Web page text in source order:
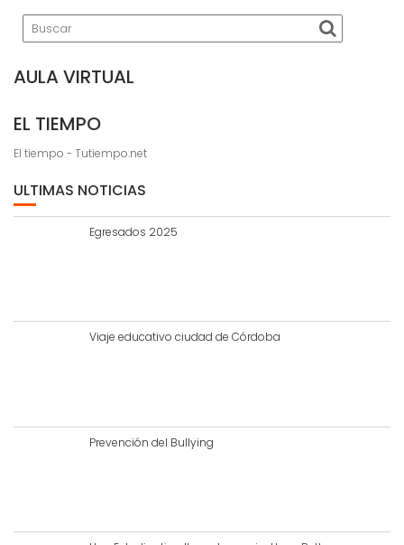
AULA VIRTUAL
EL TIEMPO
El tiempo - Tutiempo.net
ULTIMAS NOTICIAS
Egresados 2025
Viaje educativo ciudad de Córdoba
Prevención del Bullying